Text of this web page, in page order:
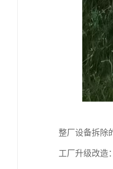
整厂设备拆除
工厂升级改造